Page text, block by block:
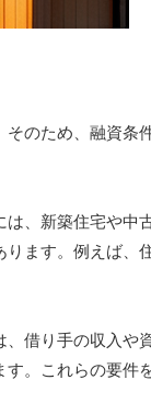
のため、融資条
、新築住宅や中
ます。例えば、
借り手の収入や
。これらの要件